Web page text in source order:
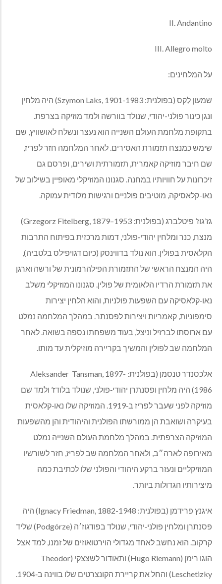
II. Andantino
III. Allegro molto
על המלחינים:
שמעון לַקס (בפולנית: Szymon Laks, 1901-1983) היה מלחין
ונגן כינור פולני-יהודי, שנולד בוורשה ולמד מוזיקה בצרפת.
בתקופת מלחמת העולם השנייה הוא נעצר ונשלח לאושוויץ, שם
שימש כמנצח תזמורת האסירים. לאחר המלחמה חזר לפריז,
שם חיבר מוזיקה קאמרית, תזמורתית ושירים, ופרסם גם
זיכרונות על חוויותיו במחנה. סגנונו המוזיקלי מאופיין בשילוב של
נאו-קלאסיקה, מוטיבים פולניים ורגישות מלודית עמוקה.
גז’גוז’ פיטלברג (בפולנית: Grzegorz Fitelberg, 1879–1953)
מנצח, כנר ומלחין יהודי‑פולני, דמות מרכזית בפיתוח התרבות
הקלאסית בפולין. הוא נולד בדווינסק (כיום דגויפילס בלטביה),
היה המנצח הראשי של התזמורת הפילהרמונית של ורשה וארגן
את תזמורת הרדיו הלאומית של פולין. סגנונו המוזיקלי משלב
נאו‑קלאסיקה עם השפעות פולניות, והוא הלחין יצירות
סימפוניות, קאמריות ויצירות לפסנתר. במהלך המלחמה נמלט
עם ארוסתו לברזיל וניצל, בעוד משפחתו נספה בשואה. לאחר
המלחמה שב לפולין והמשיך בקריירה מוזיקלית עד מותו.
אלכסנדר טנסמן (בפולנית: Aleksander Tansman, 1897-
1986) היה מלחין ופסנתרן יהודי
‑פולני, שנולד בלודז’ ולמד שם
מוזיקה לפני שעבר לפריז ב‑1919. המוזיקה שלו נאו ‑קלאסית
בעיקרה ושואבת הן ממורשתו הפולנית והיהודית והן מהשפעות
המוזיקה הצרפתית. במהלך מלחמת העולם השנייה נמלט
מאירופה לארה״ב, ולאחר המלחמה שב לפריז, חזר לשורשיו
המוזיקליים ונעזר ברקע היהודי והפולני שלו לכתיבת כמה
מיצירותיו הגדולות ביותר.
איגנץ פרידמן (בפולנית: Ignacy Friedman, 1882-1948) היה
פסנתרן ומלחין פולני‑
יהודי, שנולד בפודגוז׳ה (Podgórze) שליד
קרקוב. הוא נחשב לאחד מגדולי הוירטואוזים של זמנו, למד אצל
הוגו רימן (Hugo Riemann) ותאודור לשצצקי (Theodor
Leschetizky) והחל את קריירת הקונצרטים שלו בווינה ב
‑
1904.